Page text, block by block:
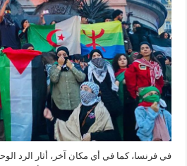
في فرنسا، كما في أي مكان آخر، أثار الرد